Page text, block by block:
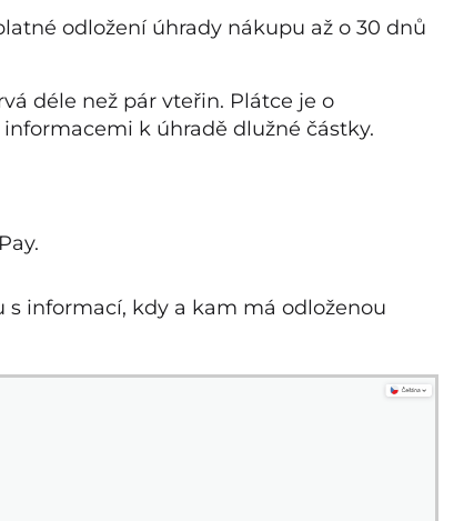
odložení úhrady nákupu až o 30 dnů
déle než pár vteřin. Plátce je o
k úhradě dlužné částky.
informací, kdy a kam má odloženou